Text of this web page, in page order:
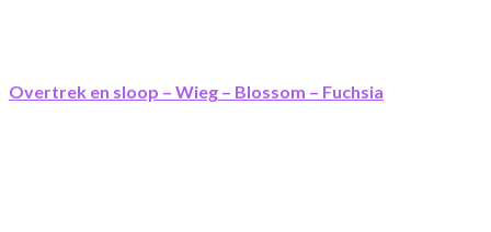
Overtrek en sloop – Wieg – Blossom – Fuchsia